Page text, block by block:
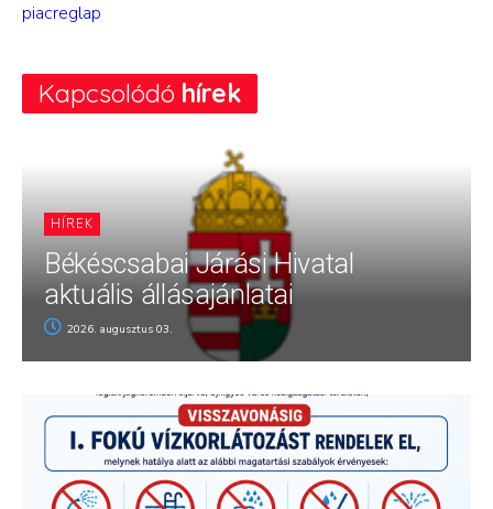
piacreglap
Kapcsolódó hírek
HÍREK
Békéscsabai Járási Hivatal
aktuális állásajánlatai
2026. augusztus 03.